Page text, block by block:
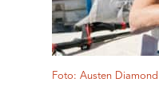
Foto: Austen Diamond